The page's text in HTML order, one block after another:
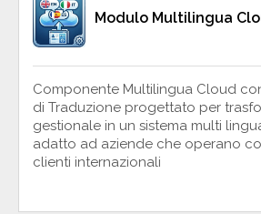
Modulo Multilingua
Componente Multilingua Cloud
di Traduzione progettato per
gestionale in un sistema multi
adatto ad aziende che operano
clienti internazionali